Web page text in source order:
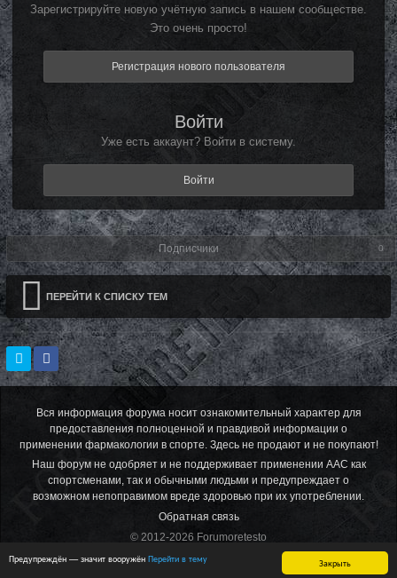
Закрыть
Предупреждён — значит вооружён Перейти в тему
Зарегистрируйте новую учётную запись в нашем сообществе.
Это очень просто!
Регистрация нового пользователя
Войти
Уже есть аккаунт? Войти в систему.
Войти
Подписчики 0
ПЕРЕЙТИ К СПИСКУ ТЕМ
Вся информация форума носит ознакомительный характер для
предоставления полноценной и правдивой информации о
применении фармакологии в спорте. Здесь не продают и не покупают!
Наш форум не одобряет и не поддерживает применении ААС как
спортсменами, так и обычными людьми и предупреждает о
возможном непоправимом вреде здоровью при их употреблении.
Обратная связь
© 2012-2026 Forumoretesto
Powered by Invision Community